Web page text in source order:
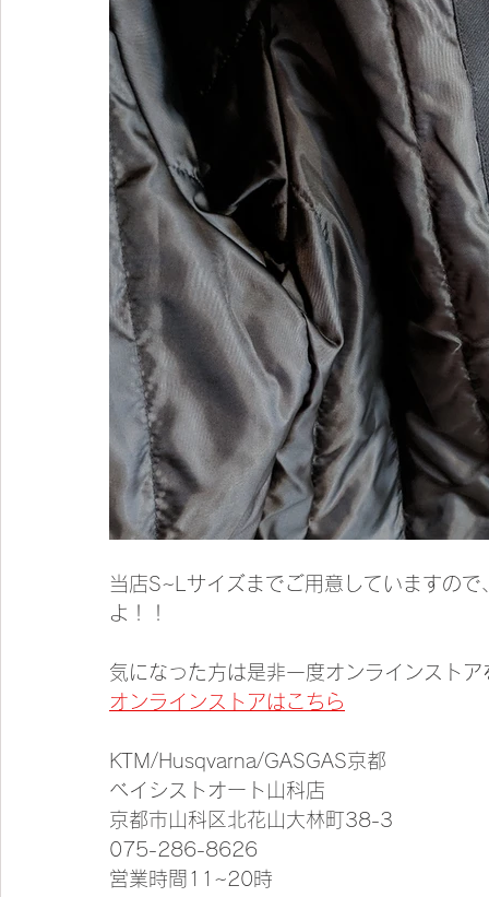
当店S~Lサイズまでご用意していますの
よ！！
気になった方は是非一度オンラインスト
オンラインストアはこちら
KTM/Husqvarna/GASGAS京都
ベイシストオート山科店
京都市山科区北花山大林町38-3
075-286-8626
営業時間11~20時